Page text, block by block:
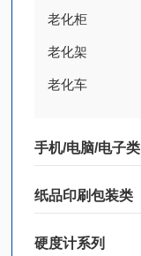
老化柜
老化架
老化车
手机/电脑/电子类
纸品印刷包装类
硬度计系列